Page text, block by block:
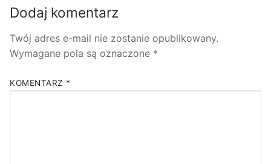
Dodaj komentarz
Twój adres e-mail nie zostanie opublikowany.
Wymagane pola są oznaczone *
KOMENTARZ *